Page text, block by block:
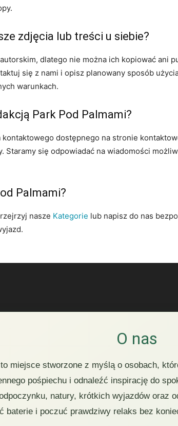
zdjęcia lub treści u siebie?
dlatego nie można ich kopiować ani
się z nami i opisz planowany sposób
warunkach.
Park Pod Palmami?
dostępnego na stronie
Staramy się odpowiadać na wiadomości
Palmami?
nasze Kategorie lub napisz do nas
O nas
to miejsce stworzone z myślą o osobach,
pośpiechu i odnaleźć inspirację do
natury, krótkich wyjazdów oraz
baterie i poczuć prawdziwy relaks bez